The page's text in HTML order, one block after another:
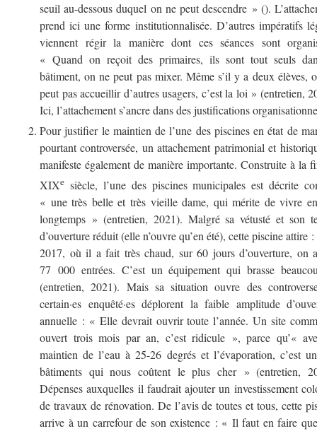
seuil au-dessous duquel on ne peut descendre » ().
prend ici une forme institutionnalisée. D’autres impératifs
viennent régir la manière dont ces séances sont
« Quand on reçoit des primaires, ils sont tout seuls
bâtiment, on ne peut pas mixer. Même s’il y a deux élèves,
peut pas accueillir d’autres usagers, c’est la loi » (entretien,
Ici, l’attachement s’ancre dans des justifications
Pour justifier le maintien de l’une des piscines en état de
pourtant controversée, un attachement patrimonial et
manifeste également de manière importante. Construite à la
XIXe siècle, l’une des piscines municipales est décrite
« une très belle et très vieille dame, qui mérite de vivre
longtemps » (entretien, 2021). Malgré sa vétusté et son
d’ouverture réduit (elle n’ouvre qu’en été), cette piscine attire
2017, où il a fait très chaud, sur 60 jours d’ouverture, on
77 000 entrées. C’est un équipement qui brasse
(entretien, 2021). Mais sa situation ouvre des
certain·es enquêté·es déplorent la faible amplitude
annuelle : « Elle devrait ouvrir toute l’année. Un site
ouvert trois mois par an, c’est ridicule », parce qu’«
maintien de l’eau à 25-26 degrés et l’évaporation, c’est
bâtiments qui nous coûtent le plus cher » (entretien,
Dépenses auxquelles il faudrait ajouter un investissement
de travaux de rénovation. De l’avis de toutes et tous, cette
arrive à un carrefour de son existence : « Il faut en faire